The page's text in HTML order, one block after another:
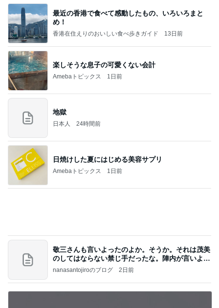
最近の香港で食べて感動したもの、いろいろまと
め！
香港在住えりのおいしい食べ歩きガイド 13日前
楽しそうな息子の可愛くない会計
Amebaトピックス 1日前
地獄
日本人 24時間前
日焼けした夏にはじめる美容サプリ
Amebaトピックス 1日前
敬三さんも言いよったのよか。そうか。それは茂美
のしてはならない禁じ手だったな。陣内が言いよる
のよ
nanasantojiroのブログ 2日前